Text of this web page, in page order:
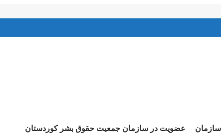
عضویت در سازمان جمعیت حقوق بشر کوردستان